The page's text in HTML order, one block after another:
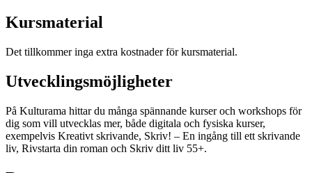
Kursmaterial
Det tillkommer inga extra kostnader för kursmaterial.
Utvecklingsmöjligheter
På Kulturama hittar du många spännande kurser och workshops för
dig som vill utvecklas mer, både digitala och fysiska kurser,
exempelvis Kreativt skrivande, Skriv! – En ingång till ett skrivande
liv, Rivstarta din roman och Skriv ditt liv 55+.